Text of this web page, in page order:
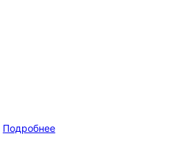
Подробнее